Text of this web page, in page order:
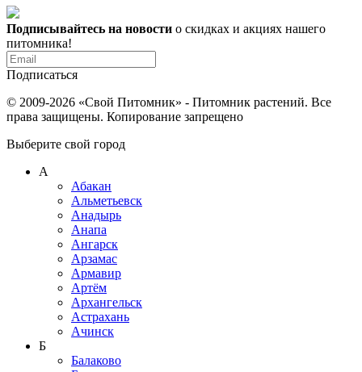
Подписывайтесь на новости о скидках и акциях нашего
питомника!
Подписаться
© 2009-2026 «Свой Питомник» - Питомник растений. Все
права защищены. Копирование запрещено
Выберите свой город
А
Абакан
Альметьевск
Анадырь
Анапа
Ангарск
Арзамас
Армавир
Артём
Архангельск
Астрахань
Ачинск
Б
Балаково